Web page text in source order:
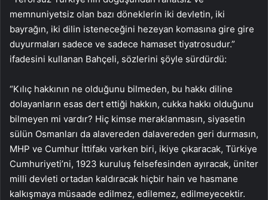
memnuniyetsiz olan bazı döneklerin iki devletin, iki
bayrağın, iki dilin isteneceğini hezeyan komasına gire gire
duyurmaları sadece ve sadece hamaset tiyatrosudur.”
ifadesini kullanan Bahçeli, sözlerini şöyle sürdürdü:
“Kılıç hakkının ne olduğunu bilmeden, bu hakkı diline
dolayanların esas dert ettiği hakkın, cukka hakkı olduğunu
bilmeyen mi vardır? Hiç kimse meraklanmasın, siyasetin
sülün Osmanları da alavereden dalavereden geri durmasın,
MHP ve Cumhur İttifakı varken biri, ikiye çıkaracak, Türkiye
Cumhuriyeti’ni, 1923 kuruluş felsefesinden ayıracak, üniter
milli devleti ortadan kaldıracak hiçbir hain ve hasmane
kalkışmaya müsaade edilmez, edilemez, edilmeyecektir.